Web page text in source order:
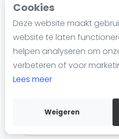
Cookies
Deze website maakt
website te laten
helpen analyseren om
verbeteren of voor
Lees meer
Weigeren
Informatie
Over ons
Contact
Adverteren
Insights
WhatsApp
Join WhatsApp